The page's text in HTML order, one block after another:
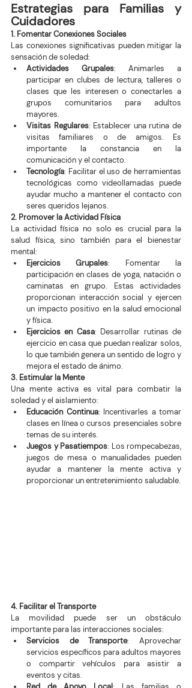
Estrategias para Familias y
Cuidadores
1. Fomentar Conexiones Sociales
Las conexiones significativas pueden mitigar la
sensación de soledad:
Actividades Grupales: Animarles a
participar en clubes de lectura, talleres o
clases que les interesen o conectarles a
grupos comunitarios para adultos
mayores.
Visitas Regulares: Establecer una rutina de
visitas familiares o de amigos. Es
importante la constancia en la
comunicación y el contacto.
Tecnología: Facilitar el uso de herramientas
tecnológicas como videollamadas puede
ayudar mucho a mantener el contacto con
seres queridos lejanos.
2. Promover la Actividad Física
La actividad física no solo es crucial para la
salud física, sino también para el bienestar
mental:
Ejercicios Grupales: Fomentar la
participación en clases de yoga, natación o
caminatas en grupo. Estas actividades
proporcionan interacción social y ejercen
un impacto positivo en la salud emocional
y física.
Ejercicios en Casa: Desarrollar rutinas de
ejercicio en casa que puedan realizar solos,
lo que también genera un sentido de logro y
mejora el estado de ánimo.
3. Estimular la Mente
Una mente activa es vital para combatir la
soledad y el aislamiento:
Educación Continua: Incentivarles a tomar
clases en línea o cursos presenciales sobre
temas de su interés.
Juegos y Pasatiempos: Los rompecabezas,
juegos de mesa o manualidades pueden
ayudar a mantener la mente activa y
proporcionar un entretenimiento saludable.
4. Facilitar el Transporte
La movilidad puede ser un obstáculo
importante para las interacciones sociales:
Servicios de Transporte: Aprovechar
servicios específicos para adultos mayores
o compartir vehículos para asistir a
eventos y citas.